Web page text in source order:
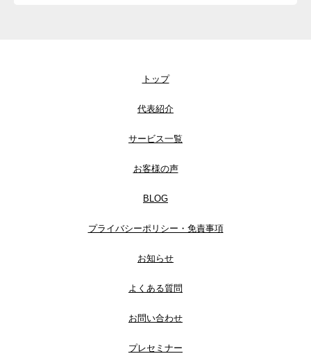
トップ
代表紹介
サービス一覧
お客様の声
BLOG
プライバシーポリシー・免責事項
お知らせ
よくある質問
お問い合わせ
プレセミナー